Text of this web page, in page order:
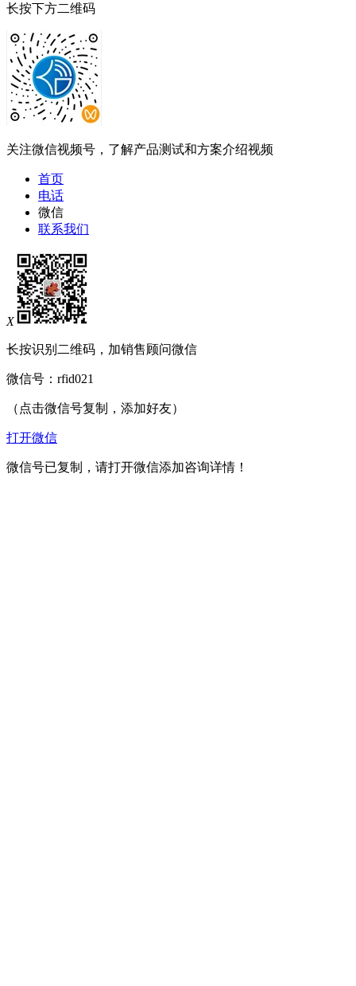
长按下方二维码
关注微信视频号，了解产品测试和方案介绍视频
首页
电话
微信
联系我们
X
长按识别二维码，加销售顾问微信
微信号： rfid021
（点击微信号复制，添加好友）
打开微信
微信号已复制，请打开微信添加咨询详情！